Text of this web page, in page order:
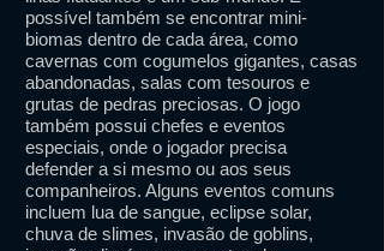
possível também se encontrar mini-
biomas dentro de cada área, como
cavernas com cogumelos gigantes, casas
abandonadas, salas com tesouros e
grutas de pedras preciosas. O jogo
também possui chefes e eventos
especiais, onde o jogador precisa
defender a si mesmo ou aos seus
companheiros. Alguns eventos comuns
incluem lua de sangue, eclipse solar,
chuva de slimes, invasão de goblins,